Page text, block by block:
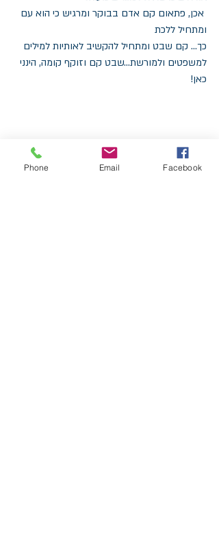
אכן, פתאום קם אדם בבוקר ומרגיש כי הוא עם
ומתחיל ללכת
כך... קם שבט ומתחיל להקשיב לאותיות למילים
למשפטים ולמורשת...שבט קם וזוקף קומה, הינני
כאן!
Phone Email Facebook